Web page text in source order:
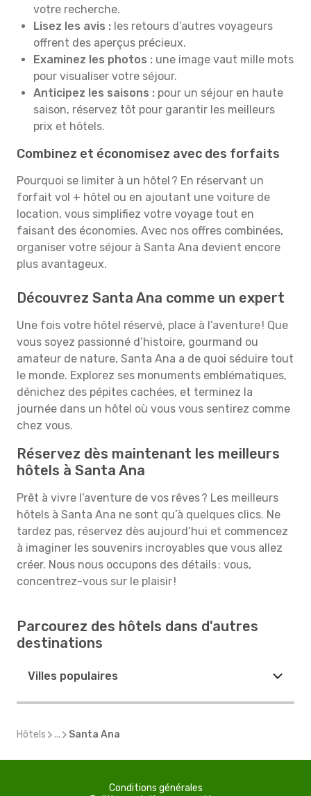
votre recherche.
Lisez les avis : les retours d’autres voyageurs
offrent des aperçus précieux.
Examinez les photos : une image vaut mille mots
pour visualiser votre séjour.
Anticipez les saisons : pour un séjour en haute
saison, réservez tôt pour garantir les meilleurs
prix et hôtels.
Combinez et économisez avec des forfaits
Pourquoi se limiter à un hôtel ? En réservant un
forfait vol + hôtel ou en ajoutant une voiture de
location, vous simplifiez votre voyage tout en
faisant des économies. Avec nos offres combinées,
organiser votre séjour à Santa Ana devient encore
plus avantageux.
Découvrez Santa Ana comme un expert
Une fois votre hôtel réservé, place à l’aventure ! Que
vous soyez passionné d’histoire, gourmand ou
amateur de nature, Santa Ana a de quoi séduire tout
le monde. Explorez ses monuments emblématiques,
dénichez des pépites cachées, et terminez la
journée dans un hôtel où vous vous sentirez comme
chez vous.
Réservez dès maintenant les meilleurs
hôtels à Santa Ana
Prêt à vivre l’aventure de vos rêves ? Les meilleurs
hôtels à Santa Ana ne sont qu’à quelques clics. Ne
tardez pas, réservez dès aujourd’hui et commencez
à imaginer les souvenirs incroyables que vous allez
créer. Nous nous occupons des détails : vous,
concentrez-vous sur le plaisir !
Parcourez des hôtels dans d'autres
destinations
Villes populaires
Hôtels ... Santa Ana
Conditions générales